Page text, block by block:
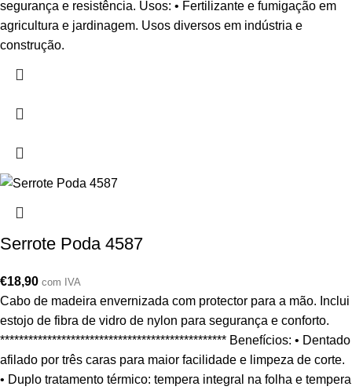
segurança e resistência. Usos: • Fertilizante e fumigação em
agricultura e jardinagem. Usos diversos em indústria e
construção.
Serrote Poda 4587
€18,90 com IVA
Cabo de madeira envernizada com protector para a mão. Inclui
estojo de fibra de vidro de nylon para segurança e conforto.
************************************************ Benefícios: • Dentado
afilado por três caras para maior facilidade e limpeza de corte.
• Duplo tratamento térmico: tempera integral na folha e tempera